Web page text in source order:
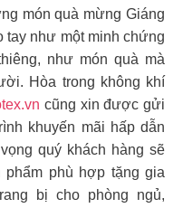
món quà mừng Giáng
tay như một minh chứng
như món quà mà
Hòa trong không khí
cũng xin được gửi
khuyến mãi hấp dẫn
quý khách hàng sẽ
phù hợp tặng gia
bị cho phòng ngủ,